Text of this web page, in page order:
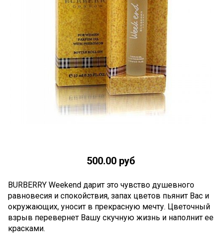
500.00 руб
BURBERRY Weekend дарит это чувство душевного
равновесия и спокойствия, запах цветов пьянит Вас и
окружающих, уносит в прекрасную мечту. Цветочный
взрыв перевернет Вашу скучную жизнь и наполнит ее
красками.